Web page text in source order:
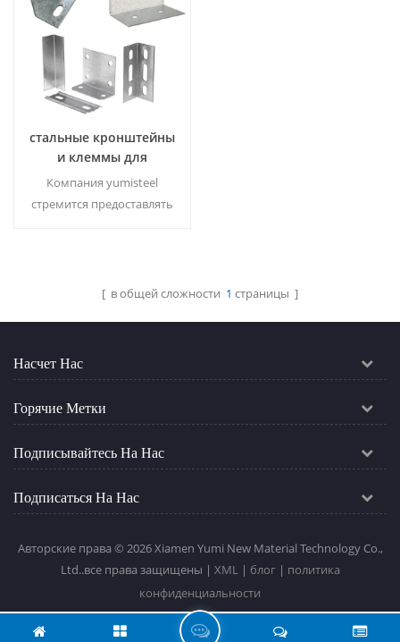
стальные кронштейны
и клеммы для
установки c / z purlin
Компания yumisteel
стремится предоставлять
конструкций, что
остановки.
Читать Далее
[ в общей сложности 1 страницы ]
Насчет Нас
Горячие Метки
Подписывайтесь На Нас
Подписаться На Нас
Авторские права © 2026 Xiamen Yumi New Material Technology Co.,
Ltd..все права защищены | XML| блог| политика
конфиденциальности